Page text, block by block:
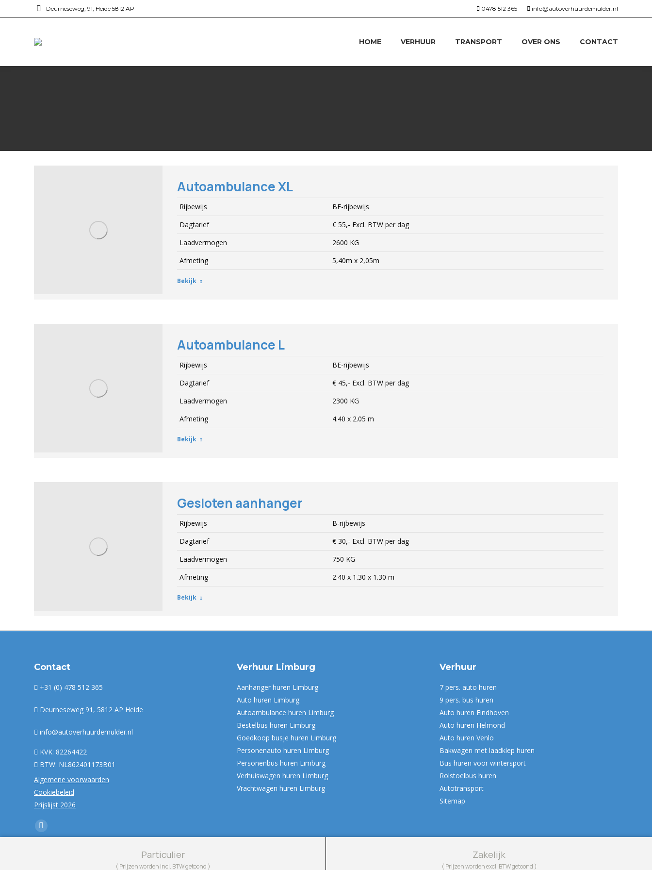
Deurneseweg, 91, Heide 5812 AP 0478 512 365 info@autoverhuurdemulder.nl
HOME VERHUUR TRANSPORT OVER ONS CONTACT
Autoambulance XL
Rijbewijs
BE-rijbewijs
Dagtarief
€ 55,- Excl. BTW per dag
Laadvermogen
2600 KG
Afmeting
5,40m x 2,05m
Bekijk
Autoambulance L
Rijbewijs
BE-rijbewijs
Dagtarief
€ 45,- Excl. BTW per dag
Laadvermogen
2300 KG
Afmeting
4.40 x 2.05 m
Bekijk
Gesloten aanhanger
Rijbewijs
B-rijbewijs
Dagtarief
€ 30,- Excl. BTW per dag
Laadvermogen
750 KG
Afmeting
2.40 x 1.30 x 1.30 m
Bekijk
Contact
+31 (0) 478 512 365
Deurneseweg 91, 5812 AP Heide
info@autoverhuurdemulder.nl
KVK: 82264422
BTW: NL862401173B01
Algemene voorwaarden
Cookiebeleid
Prijslijst 2026
Vind ons op:
Facebook
Verhuur Limburg
Aanhanger huren Limburg
Auto huren Limburg
Autoambulance huren Limburg
Bestelbus huren Limburg
Goedkoop busje huren Limburg
Personenauto huren Limburg
Personenbus huren Limburg
Verhuiswagen huren Limburg
Vrachtwagen huren Limburg
Verhuur
7 pers. auto huren
9 pers. bus huren
Auto huren Eindhoven
Auto huren Helmond
Auto huren Venlo
Bakwagen met laadklep huren
Bus huren voor wintersport
Rolstoelbus huren
Autotransport
Sitemap
© 2026 | Autoverhuur de Mulder | Alle rechten voorbehouden
Particulier
( Prijzen worden incl. BTW getoond )
Zakelijk
( Prijzen worden excl. BTW getoond )